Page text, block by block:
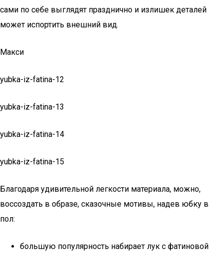
сами по себе выглядят празднично и излишек деталей
может испортить внешний вид.
Макси
yubka-iz-fatina-12
yubka-iz-fatina-13
yubka-iz-fatina-14
yubka-iz-fatina-15
Благодаря удивительной легкости материала, можно,
воссоздать в образе, сказочные мотивы, надев юбку в
пол:
большую популярность набирает лук с фатиновой